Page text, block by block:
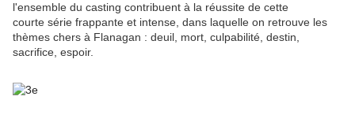
l'ensemble du casting contribuent à la réussite de cette
courte série frappante et intense, dans laquelle on retrouve les
thèmes chers à Flanagan : deuil, mort, culpabilité, destin,
sacrifice, espoir.